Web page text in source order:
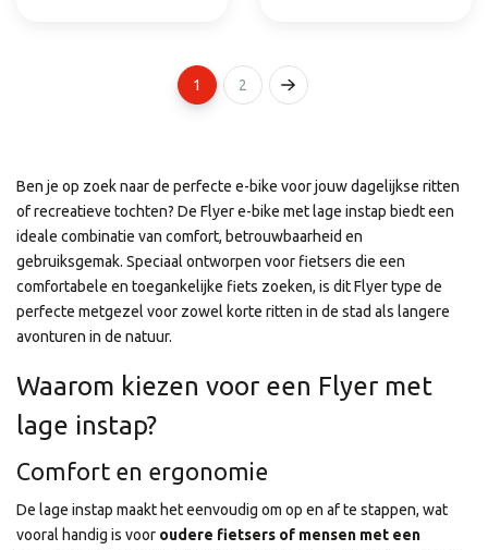
1 2
Ben je op zoek naar de perfecte e-bike voor jouw dagelijkse ritten
of recreatieve tochten? De Flyer e-bike met lage instap biedt een
ideale combinatie van comfort, betrouwbaarheid en
gebruiksgemak. Speciaal ontworpen voor fietsers die een
comfortabele en toegankelijke fiets zoeken, is dit Flyer type de
perfecte metgezel voor zowel korte ritten in de stad als langere
avonturen in de natuur.
Waarom kiezen voor een Flyer met
lage instap?
Comfort en ergonomie
De lage instap maakt het eenvoudig om op en af te stappen, wat
vooral handig is voor oudere fietsers of mensen met een